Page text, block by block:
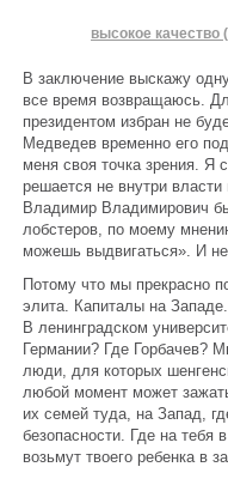
высокое качество
В заключение выскажу
все время возвращаюсь.
президентом избран не
Медведев временно его
меня своя точка зрения. Я
решается не внутри
Владимир Владимирович
лобстеров, по моему
можешь выдвигаться». И
Потому что мы прекрасно
элита. Капиталы на
В ленинградском
Германии? Где Горбачев?
люди, для которых
любой момент может
их семей туда, на Запад,
безопасности. Где на тебя
возьмут твоего ребенка в